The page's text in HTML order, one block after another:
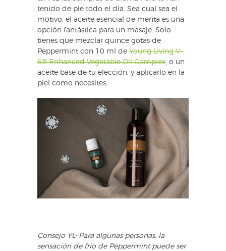
tenido de pie todo el día. Sea cual sea el
motivo, el aceite esencial de menta es una
opción fantástica para un masaje. Solo
tienes que mezclar quince gotas de
Peppermint con 10 ml de Young Living V-
6® Enhanced Vegetable Oil Complex , o un
aceite base de tu elección, y aplicarlo en la
piel como necesites.
Consejo YL: Para algunas personas, la
sensación de frío de Peppermint puede ser